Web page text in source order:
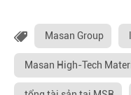
Masan Group
Masan High-Tech